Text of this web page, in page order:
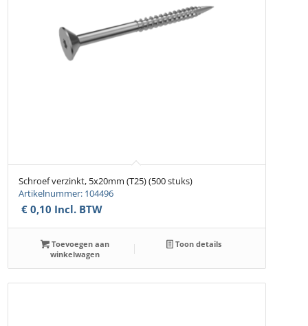
Schroef verzinkt, 5x20mm (T25) (500 stuks)
Artikelnummer: 104496
€ 0,10 Incl. BTW
Toevoegen aan
winkelwagen
Toon details